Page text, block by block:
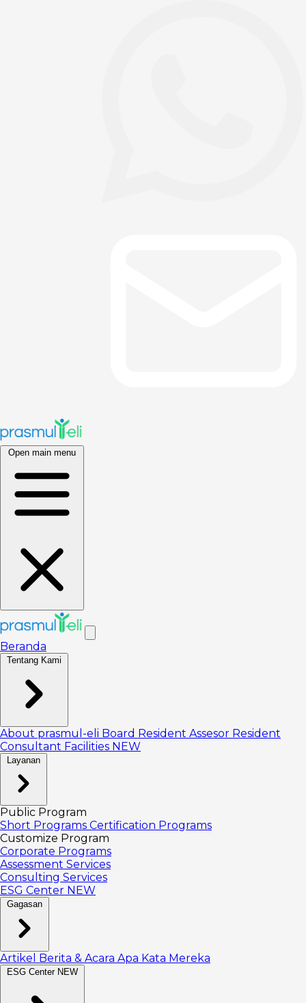
Open main menu
Beranda
Tentang Kami
About prasmul-eli Board Resident Assesor Resident
Consultant Facilities NEW
Layanan
Public Program
Short Programs Certification Programs
Customize Program
Corporate Programs
Assessment Services
Consulting Services
ESG Center NEW
Gagasan
Artikel Berita & Acara Apa Kata Mereka
ESG Center NEW